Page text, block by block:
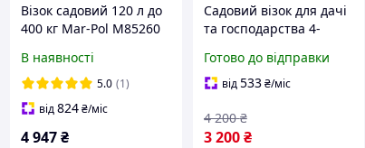
Візок садовий 120 л до
400 кг Mar-Pol M85260
транспортування
вантажу без вкладиша
В наявності
5.0 (1)
від824₴/міс
4 947₴
Садовий візок для дачі
та господарства 4-
навантаження 150 кг,
візок для садових робіт
Готово до відправки
від533 ₴/міс
3 200 ₴
4 200 ₴